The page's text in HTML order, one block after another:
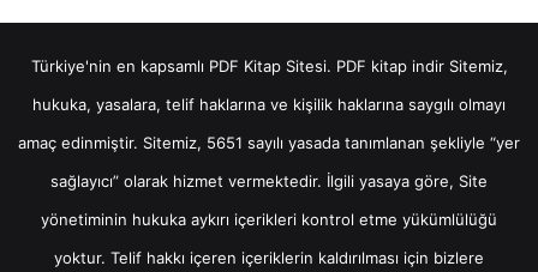
Türkiye'nin en kapsamlı PDF Kitap Sitesi. PDF kitap indirSitemiz,
hukuka, yasalara, telif haklarına ve kişilik haklarına saygılı olmayı
amaç edinmiştir. Sitemiz, 5651 sayılı yasada tanımlanan şekliyle “yer
sağlayıcı” olarak hizmet vermektedir. İlgili yasaya göre, Site
yönetiminin hukuka aykırı içerikleri kontrol etme yükümlülüğü
yoktur. Telif hakkı içeren içeriklerin kaldırılması için bizlere